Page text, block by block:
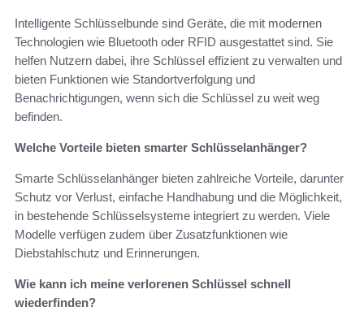
Intelligente Schlüsselbunde sind Geräte, die mit modernen
Technologien wie Bluetooth oder RFID ausgestattet sind. Sie
helfen Nutzern dabei, ihre Schlüssel effizient zu verwalten und
bieten Funktionen wie Standortverfolgung und
Benachrichtigungen, wenn sich die Schlüssel zu weit weg
befinden.
Welche Vorteile bieten smarter Schlüsselanhänger?
Smarte Schlüsselanhänger bieten zahlreiche Vorteile, darunter
Schutz vor Verlust, einfache Handhabung und die Möglichkeit,
in bestehende Schlüsselsysteme integriert zu werden. Viele
Modelle verfügen zudem über Zusatzfunktionen wie
Diebstahlschutz und Erinnerungen.
Wie kann ich meine verlorenen Schlüssel schnell
wiederfinden?